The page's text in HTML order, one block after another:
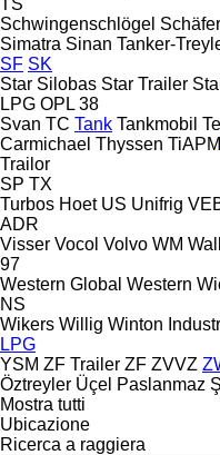
Schwingenschlögel Schäfer
Simatra Sinan Tanker-
SF SK
Star Silobas Star Trailer
LPG OPL 38
Svan TC Tank Tankmobil
Carmichael Thyssen TiAPM
Trailor
SP TX
Turbos Hoet US Unifrig
ADR
Visser Vocol Volvo WM
97
Western Global Western
NS
Wikers Willig Winton
LPG
YSM ZF Trailer ZF ZVVZ
Öztreyler Üçel Paslanmaz
Mostra tutti
Ubicazione
Ricerca a raggiera